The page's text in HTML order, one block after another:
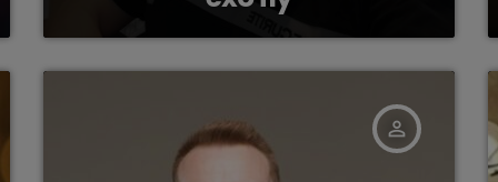
person_outline